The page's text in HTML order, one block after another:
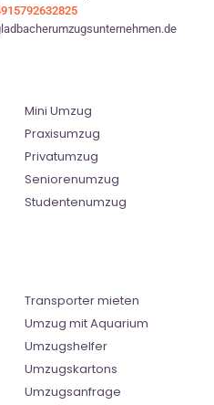
Mini Umzug
Praxisumzug
Privatumzug
Seniorenumzug
Studentenumzug
Transporter mieten
Umzug mit Aquarium
Umzugshelfer
Umzugskartons
Umzugsanfrage